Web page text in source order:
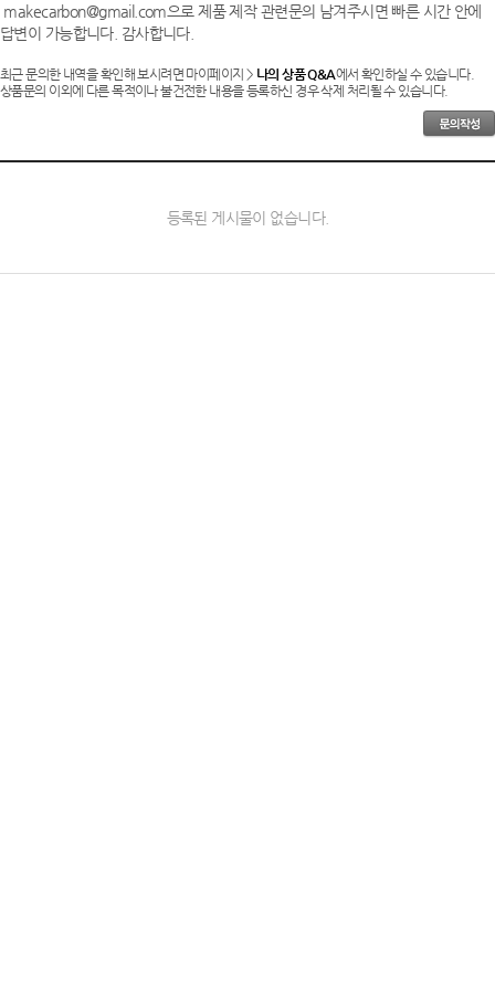
makecarbon@gmail.com으로 제품 제작 관련문의 남겨주시면 빠른 시간 안에
답변이 가능합니다. 감사합니다.
최근 문의한 내역을 확인해 보시려면 마이페이지 > 나의 상품 Q&A에서 확인하실 수 있습니다.
상품문의 이외에 다른 목적이나 불건전한 내용을 등록하신 경우 삭제 처리될 수 있습니다.
등록된 게시물이 없습니다.